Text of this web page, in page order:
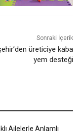
Sonraki İçerik
üreticiye kaba
yem desteği
Ailelerle Anlamlı